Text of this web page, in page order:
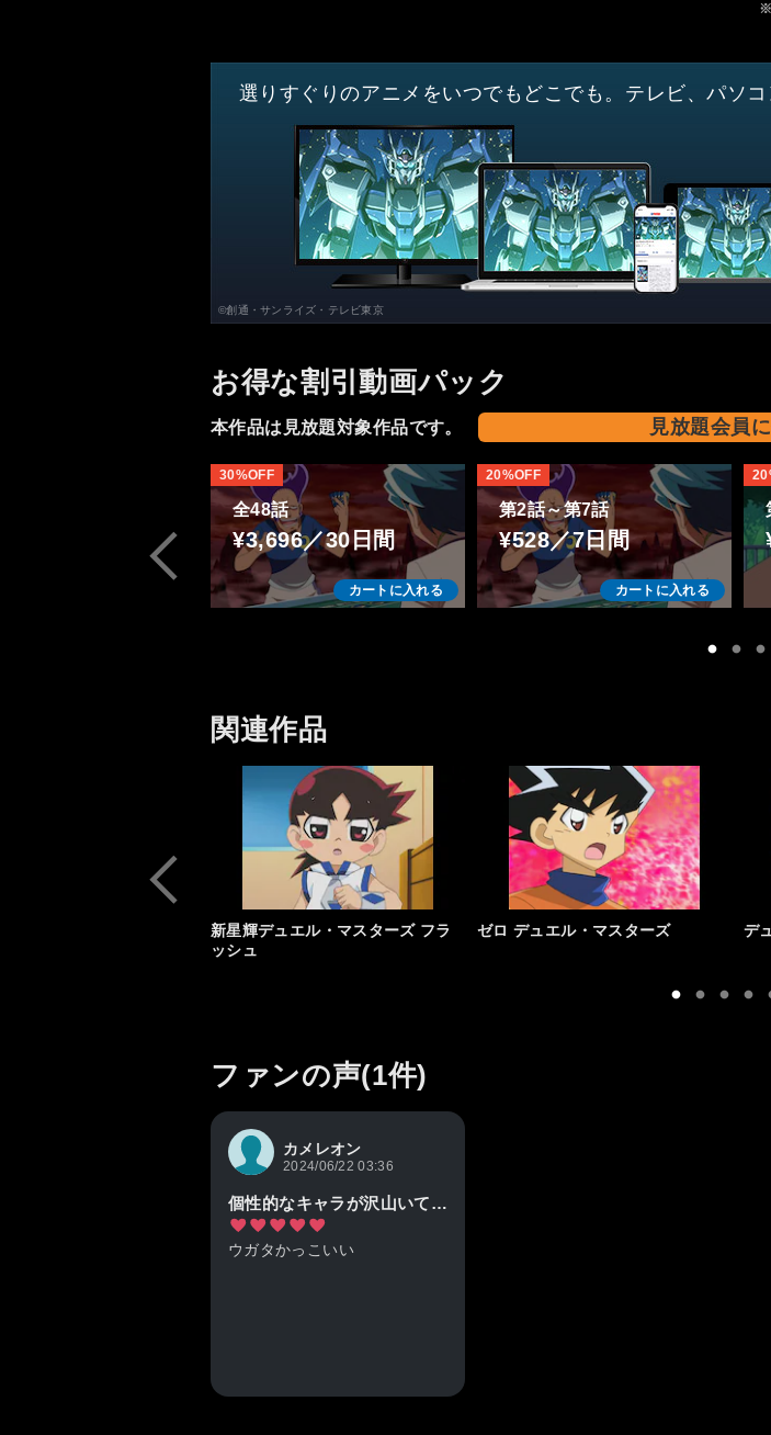
※
選りすぐりのアニメをいつでもどこでも。テレビ、パソ
©創通・サンライズ・テレビ東京
お得な割引動画パック
本作品は見放題対象作品です。 見放題会員
全48話
¥3,696／30日間
カートに入れる
30%OFF
第2話～第7話
¥528／7日間
カートに入れる
20%OFF
関連作品
新星輝デュエル・マスターズ フラ
ッシュ
ゼロ デュエル・マスターズ デ
ファンの声(1件)
カメレオン
2024/06/22 03:36
個性的なキャラが沢山いて見てて楽しかった
ウガタかっこいい